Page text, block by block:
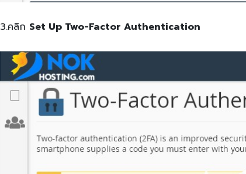
3.คลิก Set Up Two-Factor Authentication